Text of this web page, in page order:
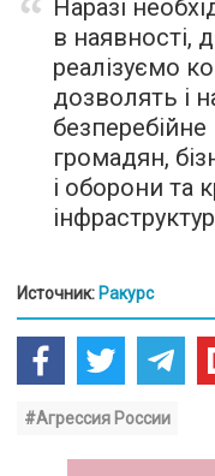
Наразі
в наявності,
реалізуємо
дозволять і
громадян,
і оборони та
Источник: Ракурс
#Агрессия России